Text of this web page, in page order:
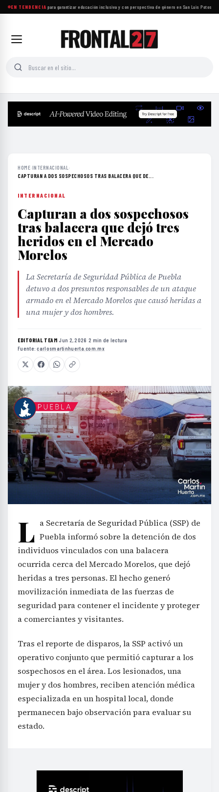
EN TENDENCIA
Proponen reformas para garantizar educación inclusiva y con perspectiva de género en San Luis Potosí·
HOME›INTERNACIONAL ›
CAPTURAN A DOS SOSPECHOSOS TRAS BALACERA QUE DE...
INTERNACIONAL
Capturan a dos sospechosos
tras balacera que dejó tres
heridos en el Mercado
Morelos
La Secretaría de Seguridad Pública de Puebla
detuvo a dos presuntos responsables de un ataque
armado en el Mercado Morelos que causó heridas a
una mujer y dos hombres.
EDITORIAL TEAM·Jun 2, 2026 ·2 min de lectura ·
Fuente:carlosmartinhuerta.com.mx
L a Secretaría de Seguridad Pública (SSP) de
Puebla informó sobre la detención de dos
individuos vinculados con una balacera
ocurrida cerca del Mercado Morelos, que dejó
heridas a tres personas. El hecho generó
movilización inmediata de las fuerzas de
seguridad para contener el incidente y proteger
a comerciantes y visitantes.
Tras el reporte de disparos, la SSP activó un
operativo conjunto que permitió capturar a los
sospechosos en el área. Los lesionados, una
mujer y dos hombres, reciben atención médica
especializada en un hospital local, donde
permanecen bajo observación para evaluar su
estado.